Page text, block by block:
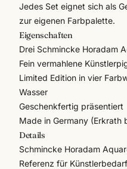
Jedes Set eignet sich als
zur eigenen Farbpalette.
Eigenschaften
Drei Schmincke Horadam
Fein vermahlene
Limited Edition in vier
Wasser
Geschenkfertig präsentiert
Made in Germany (Erkrath
Details
Schmincke Horadam
Referenz für Künstlerbedarf